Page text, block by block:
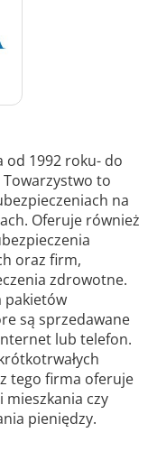
od 1992 roku- do
to
na
Oferuje również
oraz firm,
zdrowotne.
pakietów
są sprzedawane
lub telefon.
tego firma oferuje
czy
pieniędzy.